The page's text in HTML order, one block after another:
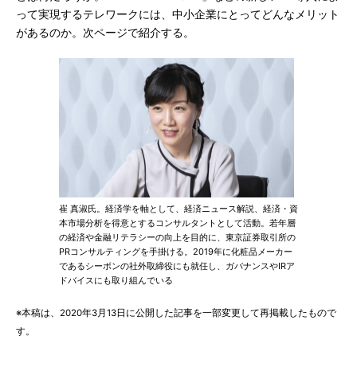
って実現するテレワークには、中小企業にとってどんなメリット
があるのか。次ページで紹介する。
崔 真淑氏。経済学を軸として、経済ニュース解説、経済・資
本市場分析を得意とするコンサルタントとして活動。若年層
の経済や金融リテラシーの向上を目的に、東京証券取引所の
PRコンサルティングを手掛ける。2019年に化粧品メーカー
であるシーボンの社外取締役にも就任し、ガバナンスやIRア
ドバイスにも取り組んでいる
※本稿は、2020年3月13日に公開した記事を一部変更して再掲載したもので
す。